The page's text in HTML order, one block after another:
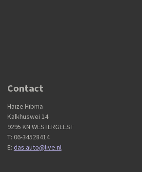
Contact
Haize Hibma
Kalkhuswei 14
9295 KN WESTERGEEST
T: 06-34528414
E: das.auto@live.nl